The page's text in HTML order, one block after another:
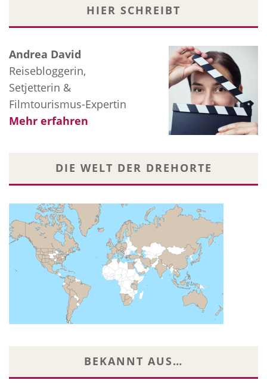
HIER SCHREIBT
Andrea David
Reisebloggerin,
Setjetterin &
Filmtourismus-Expertin
Mehr erfahren
DIE WELT DER DREHORTE
BEKANNT AUS…